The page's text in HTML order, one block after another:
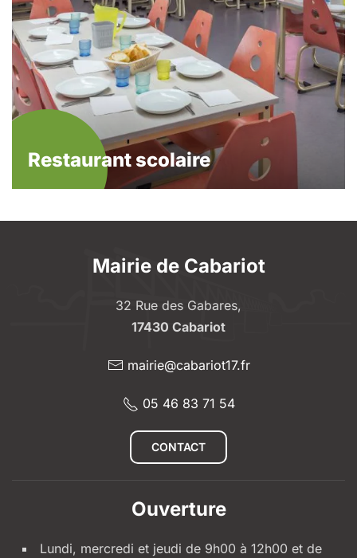
Restaurant scolaire
Mairie de Cabariot
32 Rue des Gabares,
17430 Cabariot
mairie@cabariot17.fr
05 46 83 71 54
CONTACT
Ouverture
Lundi, mercredi et jeudi de 9h00 à 12h00 et de